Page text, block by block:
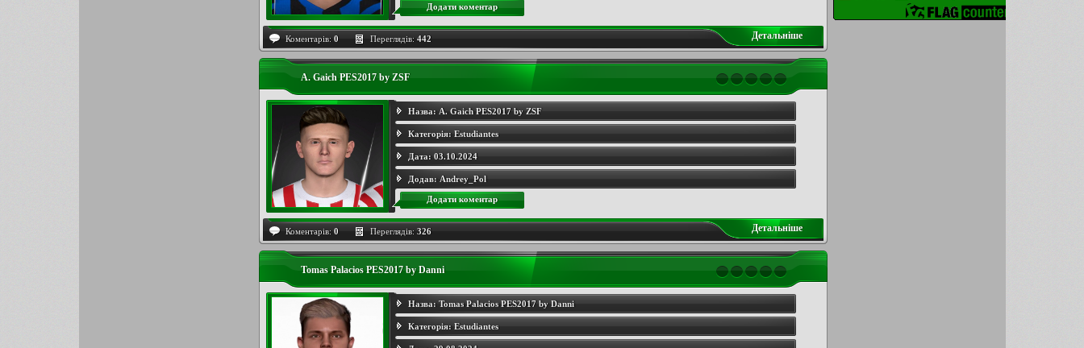
Додати коментар
Коментарів: 0 Переглядів: 442 Детальнiше
A. Gaich PES2017 by ZSF
Назва: A. Gaich PES2017 by ZSF
Категорія: Estudiantes
Дата: 03.10.2024
Додав: Andrey_Pol
Додати коментар
Коментарів: 0 Переглядів: 326 Детальнiше
Tomas Palacios PES2017 by Danni
Назва: Tomas Palacios PES2017 by Danni
Категорія: Estudiantes